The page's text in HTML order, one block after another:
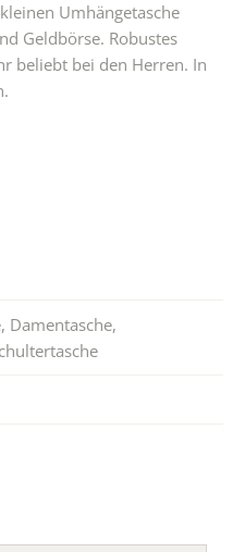
Umhängetasche
Geldbörse. Robustes
beliebt bei den Herren. In
, Damentasche,